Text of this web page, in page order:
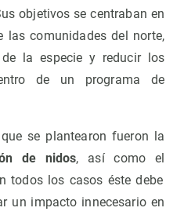
objetivos se centraban en
las comunidades del norte,
la especie y reducir los
de un programa de
se plantearon fueron la
de nidos, así como el
todos los casos éste debe
un impacto innecesario en